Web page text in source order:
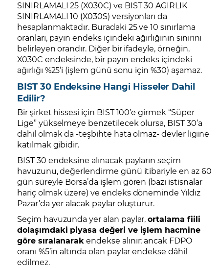
SINIRLAMALI 25 (X030C) ve BIST 30 AGIRLIK
SINIRLAMALI 10 (X030S) versiyonları da
hesaplanmaktadır. Buradaki 25 ve 10 sınırlama
oranları, payın endeks içindeki ağırlığının sınırını
belirleyen orandır. Diğer bir ifadeyle, örneğin,
X030C endeksinde, bir payın endeks içindeki
ağırlığı %25’i (işlem günü sonu için %30) aşamaz.
BIST 30 Endeksine Hangi Hisseler Dahil
Edilir?
Bir şirket hissesi için BIST 100’e girmek “Süper
Lige” yükselmeye benzetilecek olursa, BIST 30’a
dahil olmak da -teşbihte hata olmaz- devler ligine
katılmak gibidir.
BIST 30 endeksine alınacak payların seçim
havuzunu, değerlendirme günü itibariyle en az 60
gün süreyle Borsa’da işlem gören (bazı istisnalar
hariç olmak üzere) ve endeks döneminde Yıldız
Pazar’da yer alacak paylar oluşturur.
Seçim havuzunda yer alan paylar,ortalama fiili
dolaşımdaki piyasa değeri ve işlem hacmine
göre sıralanarakendekse alınır; ancak FDPO
oranı %5’in altında olan paylar endekse dâhil
edilmez.